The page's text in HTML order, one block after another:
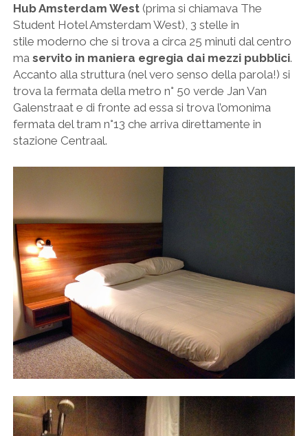
Hub Amsterdam West (prima si chiamava The
Student Hotel Amsterdam West), 3 stelle in
stile moderno che si trova a circa 25 minuti dal centro
ma servito in maniera egregia dai mezzi pubblici.
Accanto alla struttura (nel vero senso della parola!) si
trova la fermata della metro n° 50 verde Jan Van
Galenstraat e di fronte ad essa si trova l’omonima
fermata del tram n°13 che arriva direttamente in
stazione Centraal.